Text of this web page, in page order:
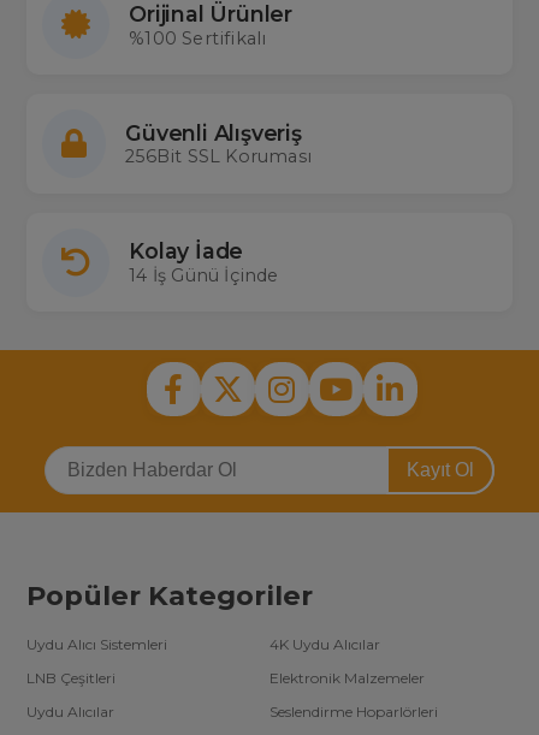
Orijinal Ürünler
%100 Sertifikalı
Güvenli Alışveriş
256Bit SSL Koruması
Kolay İade
14 İş Günü İçinde
Kayıt Ol
Popüler Kategoriler
Uydu Alıcı Sistemleri
4K Uydu Alıcılar
LNB Çeşitleri
Elektronik Malzemeler
Uydu Alıcılar
Seslendirme Hoparlörleri